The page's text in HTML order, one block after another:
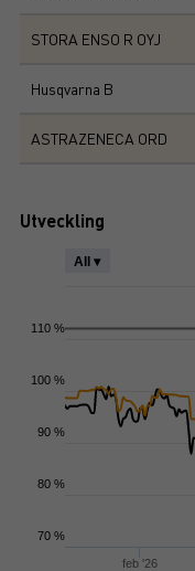
STORA ENSO R OYJ
Husqvarna B
ASTRAZENECA ORD
Utveckling
feb '26
All ▾
70 %
80 %
90 %
100 %
110 %